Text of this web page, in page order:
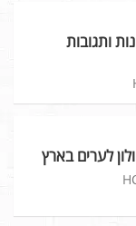
ותגובות
לערים בארץ